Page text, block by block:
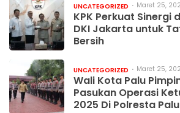
UNCATEGORIZED Maret 25,
KPK Perkuat Sinergi
DKI Jakarta untuk
Bersih
UNCATEGORIZED Maret 25,
Wali Kota Palu
Pasukan Operasi
2025 Di Polresta Palu